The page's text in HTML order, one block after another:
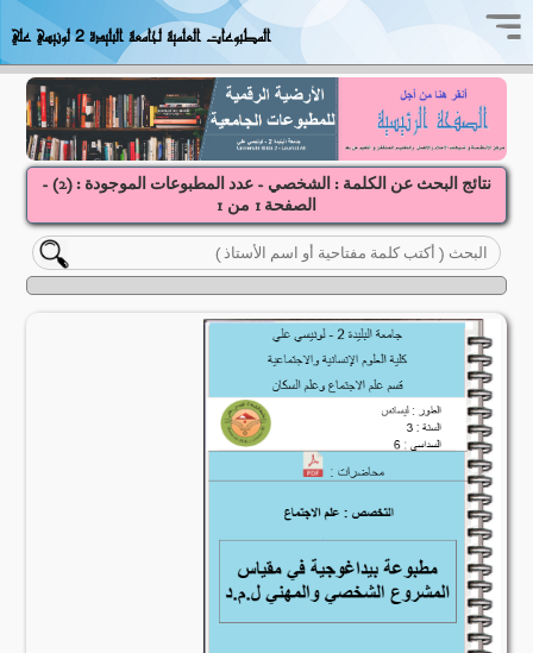
المطبوعات العلمية لجامعة البليدة 2 لونيسي علي
نتائج البحث عن الكلمة : الشخصي - عدد المطبوعات الموجودة : (2
) -
الصفحة 1 من 1